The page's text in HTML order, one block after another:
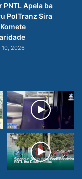
PNTL Apela ba
PolTranz Sira
10, 2026